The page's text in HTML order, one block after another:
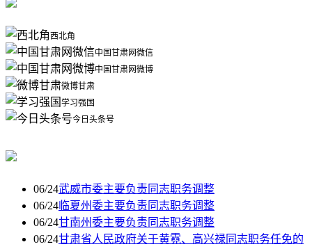
西北角
中国甘肃网微信
中国甘肃网微博
微博甘肃
学习强国
今日头条号
06/24武威市委主要负责同志职务调整
06/24 临夏州委主要负责同志职务调整
06/24甘南州委主要负责同志职务调整
06/24甘肃省人民政府关于黄霓、高兴禄同志职务任免的